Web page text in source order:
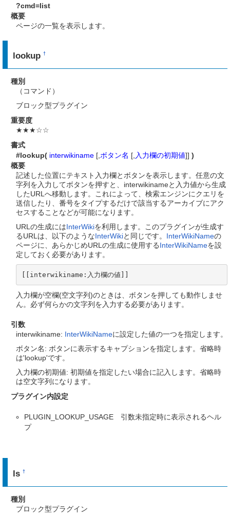
?cmd=list
概要
ページの一覧を表示します。
lookup†
種別
（コマンド）
ブロック型プラグイン
重要度
★★★☆☆
書式
#lookup( interwikiname [,ボタン名 [,入力欄の初期値]] )
概要
記述した位置にテキスト入力欄とボタンを表示します。任意の文
字列を入力してボタンを押すと、interwikinameと入力値から生成
したURLへ移動します。これによって、検索エンジンにクエリを
送信したり、番号をタイプするだけで該当するアーカイブにアク
セスすることなどが可能になります。
URLの生成にはInterWikiを利用します。このプラグインが生成す
るURLは、以下のようなInterWikiと同じです。 InterWikiNameの
ページに、あらかじめURLの生成に使用するInterWikiNameを設
定しておく必要があります。
[[interwikiname:入力欄の値]]
入力欄が空欄(空文字列)のときは、ボタンを押しても動作しませ
ん。必ず何らかの文字列を入力する必要があります。
引数
interwikiname: InterWikiNameに設定した値の一つを指定します。
ボタン名: ボタンに表示するキャプションを指定します。省略時
は'lookup'です。
入力欄の初期値: 初期値を指定したい場合に記入します。省略時
は空文字列になります。
プラグイン内設定
PLUGIN_LOOKUP_USAGE 引数未指定時に表示されるヘル
プ
ls†
種別
ブロック型プラグイン